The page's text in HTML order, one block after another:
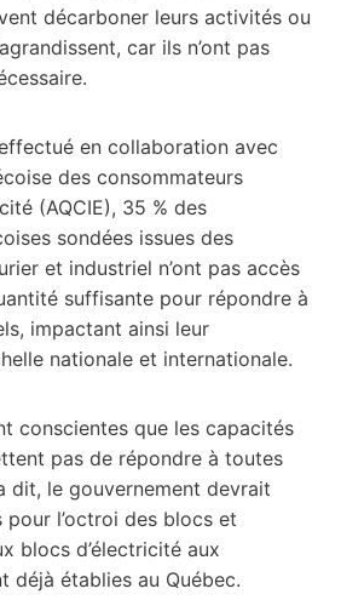
décarboner leurs activités ou
car ils n’ont pas
en collaboration avec
des consommateurs
(AQCIE), 35 % des
sondées issues des
et industriel n’ont pas accès
suffisante pour répondre à
impactant ainsi leur
nationale et internationale.
conscientes que les capacités
pas de répondre à toutes
dit, le gouvernement devrait
pour l’octroi des blocs et
blocs d’électricité aux
déjà établies au Québec.